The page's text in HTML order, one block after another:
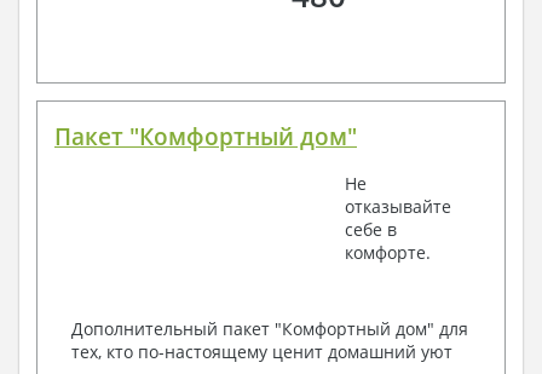
Пакет "Комфортный дом"
Не
отказывайте
себе в
комфорте.
Дополнительный пакет "Комфортный дом" для
тех, кто по-настоящему ценит домашний уют